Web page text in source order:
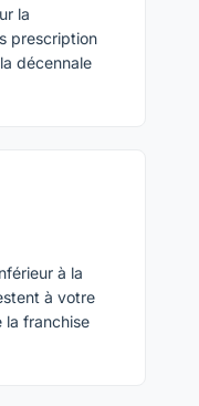
la
prescription
décennale
à la
à votre
la franchise